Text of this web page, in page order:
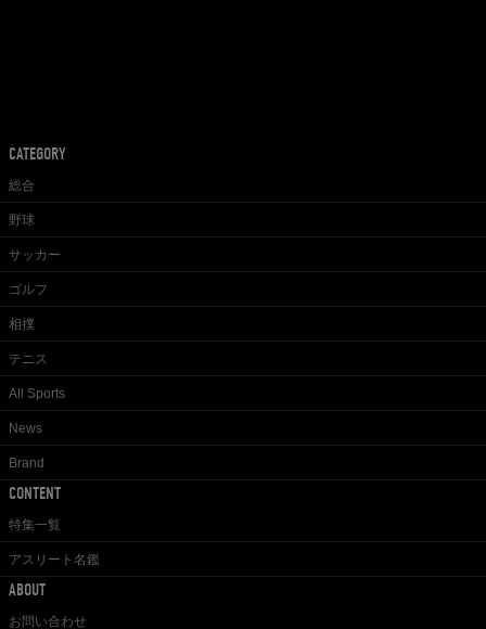
CATEGORY
総合
野球
サッカー
ゴルフ
相撲
テニス
All Sports
News
Brand
CONTENT
特集一覧
アスリート名鑑
ABOUT
お問い合わせ